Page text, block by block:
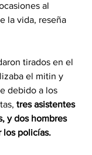
al
la vida, reseña
tirados en el
el mitin y
debido a los
tres asistentes
y dos hombres
los policías.